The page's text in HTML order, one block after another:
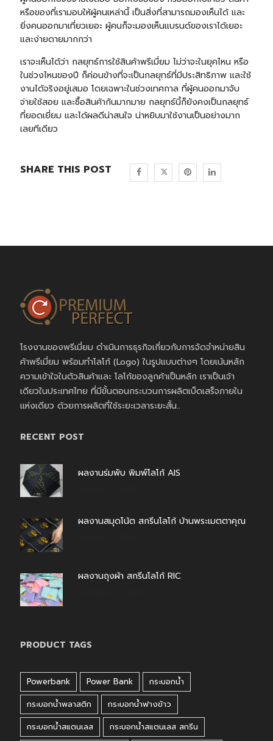
หรือของที่เรามอบให้ผู้คนเหล่านี้ เป็นสิ่งที่สามารถมองเห็นได้ และ
ยิ่งคนออกมาเที่ยวเยอะ ผู้คนก็จะมองเห็นแบรนด์ของเราได้เยอะ
และง่ายดายมากกว่า
เราจะเห็นได้ว่า กลยุทธ์การใช้สินค้าพรีเมี่ยม ไม่ว่าจะในยุคไหน หรือ
ในช่วงไหนของปี ก็ค่อนข้างที่จะเป็นกลยุทธ์ที่มีประสิทธิภาพ และใช้
งานได้จริงอยู่เสมอ โดยเฉพาะในช่วงเทศกาล ที่ผู้คนออกมาจับ
จ่ายใช้สอย และซื้อสินค้ากันมากมาย กลยุทธ์นี้ก็ยังคงเป็นกลยุทธ์
ที่ยอดเยี่ยม และได้ผลดีน่าสนใจ น่าหยิบมาใช้งานเป็นอย่างมาก
เลยทีเดียว
SHARE THIS POST
โรงงานของพรีเมี่ยม ดำเนินการธุรกิจเกี่ยวกับการจัดจำหน่ายสิน
ค้าพรีเมี่ยม พร้อมทำโลโก้ (Logo) ในรูปแบบต่างๆ โดยเน้นหลัก
ความเข้าใจในตัวสินค้าและ โลโก้ของลูกค้าเป็นหลัก เราเป็นเจ้า
เดียวในประเทศไทย ที่มีขั้นตอนกระบวนการผลิตเบ็ดเสร็จภายใน
แห่งเดียว ด้วยการผลิตที่ใช้ระยะเวลาระยะสั้น..
RECENT POST
ผลงานร่มพับ พิมพ์โลโก้ AIS
ผลงานสมุดโน้ต สกรีนโลโก้ บ้านพระเมตตาคุณ
ผลงานถุงผ้า สกรีนโลโก้ RIC
PRODUCT TAGS
Powerbank Power Bank
กระบอกน้ำ
กระบอกน้ำพลาสติก
กระบอกน้ำฟางข้าว
กระบอกน้ำสแตนเลส
กระบอกน้ำสแตนเลส สกรีน